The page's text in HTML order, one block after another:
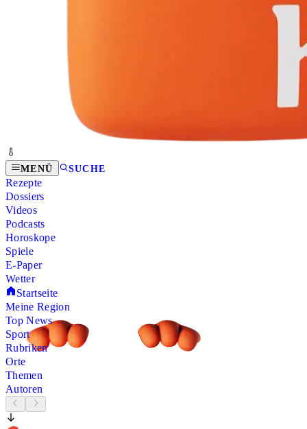
MENÜ SUCHE
Rezepte
Dossiers
Videos
Podcasts
Horoskope
Spiele
E-Paper
Wetter
Startseite
Meine Region
Top News
Sport
Rubriken
Orte
Themen
Autoren